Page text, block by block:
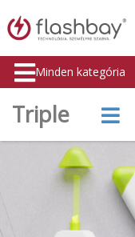
Minden kategória
Triple